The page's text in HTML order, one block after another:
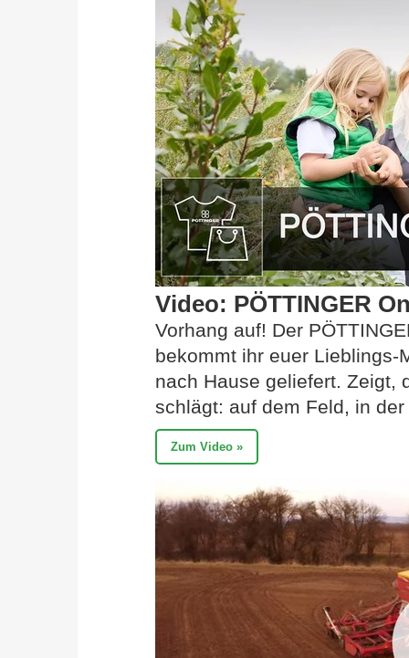
Video: PÖTTINGER
Vorhang auf! Der
bekommt ihr euer Lieblings-
nach Hause geliefert. Zeigt,
schlägt: auf dem Feld, in
Zum Video »